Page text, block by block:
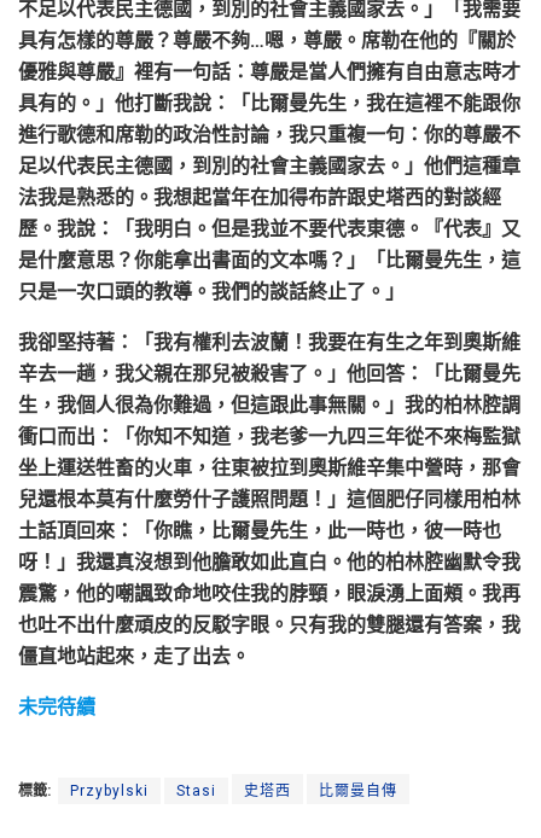
不足以代表民主德國，到別的社會主義國家去。」「我需要
具有怎樣的尊嚴？尊嚴不夠…嗯，尊嚴。席勒在他的『關於
優雅與尊嚴』裡有一句話：尊嚴是當人們擁有自由意志時才
具有的。」他打斷我說：「比爾曼先生，我在這裡不能跟你
進行歌德和席勒的政治性討論，我只重複一句：你的尊嚴不
足以代表民主德國，到別的社會主義國家去。」他們這種章
法我是熟悉的。我想起當年在加得布許跟史塔西的對談經
歷。我說：「我明白。但是我並不要代表東德。『代表』又
是什麼意思？你能拿出書面的文本嗎？」「比爾曼先生，這
只是一次口頭的教導。我們的談話終止了。」
我卻堅持著：「我有權利去波蘭！我要在有生之年到奧斯維
辛去一趟，我父親在那兒被殺害了。」他回答：「比爾曼先
生，我個人很為你難過，但這跟此事無關。」我的柏林腔調
衝口而出：「你知不知道，我老爹一九四三年從不來梅監獄
坐上運送牲畜的火車，往東被拉到奧斯維辛集中營時，那會
兒還根本莫有什麼勞什子護照問題！」這個肥仔同樣用柏林
土話頂回來：「你瞧，比爾曼先生，此一時也，彼一時也
呀！」我還真沒想到他膽敢如此直白。他的柏林腔幽默令我
震驚，他的嘲諷致命地咬住我的脖頸，眼淚湧上面頰。我再
也吐不出什麼頑皮的反駁字眼。只有我的雙腿還有答案，我
僵直地站起來，走了出去。
未完待續
標籤: Przybylski Stasi 史塔西 比爾曼自傳